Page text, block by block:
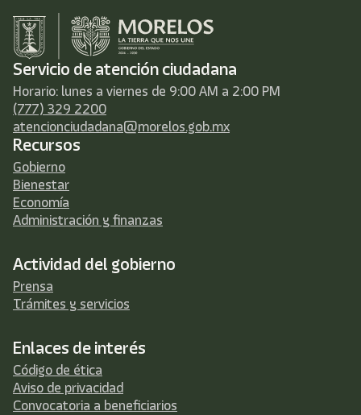
Servicio de atención ciudadana
Horario: lunes a viernes de 9:00 AM a 2:00 PM
(777) 329 2200
atencionciudadana@morelos.gob.mx
Recursos
Gobierno
Bienestar
Economía
Administración y finanzas
Actividad del gobierno
Prensa
Trámites y servicios
Enlaces de interés
Código de ética
Aviso de privacidad
Convocatoria a beneficiarios